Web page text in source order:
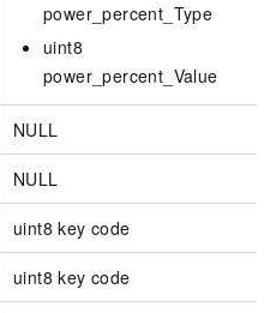
power_percent_Type
uint8
power_percent_Value
NULL
NULL
uint8 key code
uint8 key code